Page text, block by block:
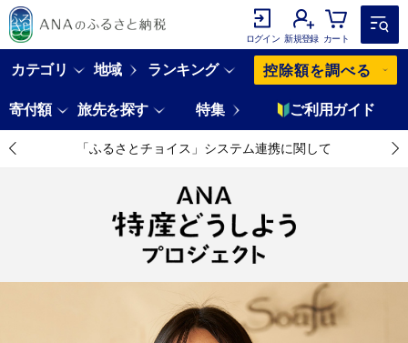
ログイン 新規登録 カート
カテゴリ 地域 ランキング 控除額を調べる
寄付額 旅先を探す 特集 ご利用ガイド
「ふるさとチョイス」システム連携に関して